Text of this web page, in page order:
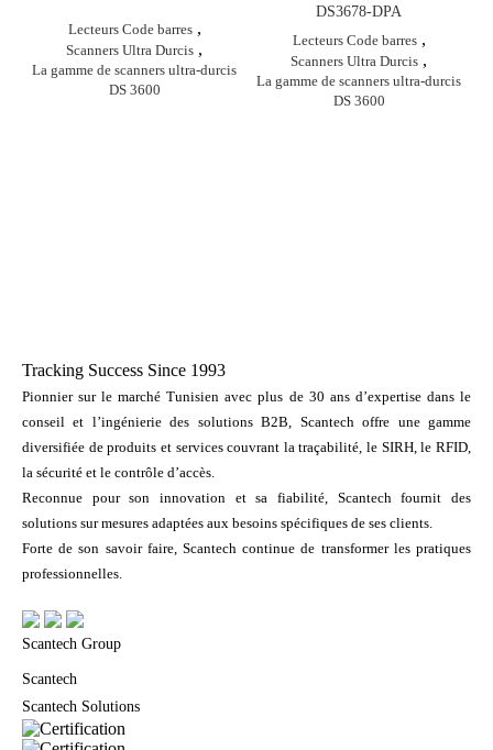
Lecteurs Code barres,
Scanners Ultra Durcis ,
La gamme de scanners ultra-durcis
DS 3600
DS3678-DPA
Lecteurs Code barres,
Scanners Ultra Durcis ,
La gamme de scanners ultra-durcis
DS 3600
Tracking Success Since 1993
Pionnier sur le marché Tunisien avec plus de 30 ans d’expertise dans le
conseil et l’ingénierie des solutions B2B, Scantech offre une gamme
diversifiée de produits et services couvrant la traçabilité, le SIRH, le RFID,
la sécurité et le contrôle d’accès.
Reconnue pour son innovation et sa fiabilité, Scantech fournit des
solutions sur mesures adaptées aux besoins spécifiques de ses clients.
Forte de son savoir faire, Scantech continue de transformer les pratiques
professionnelles.
Scantech Group
Scantech
Scantech Solutions